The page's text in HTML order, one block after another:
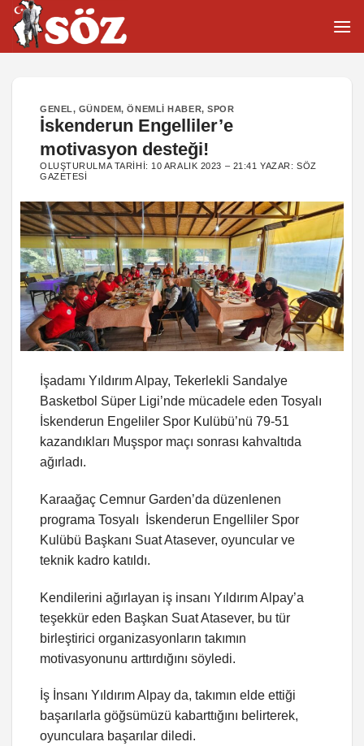
İçeriğe
atla
GENEL, GÜNDEM,ÖNEMLI HABER,SPOR
İskenderun Engelliler’e
motivasyon desteği!
OLUŞTURULMA TARIHI: 10 ARALIK 2023 – 21:41 YAZAR:SÖZ
GAZETESI
İşadamı Yıldırım Alpay, Tekerlekli Sandalye
Basketbol Süper Ligi’nde mücadele eden Tosyalı
İskenderun Engeliler Spor Kulübü’nü 79-51
kazandıkları Muşspor maçı sonrası kahvaltıda
ağırladı.
Karaağaç Cemnur Garden’da düzenlenen
programa Tosyalı İskenderun Engelliler Spor
Kulübü Başkanı Suat Atasever, oyuncular ve
teknik kadro katıldı.
Kendilerini ağırlayan iş insanı Yıldırım Alpay’a
teşekkür eden Başkan Suat Atasever, bu tür
birleştirici organizasyonların takımın
motivasyonunu arttırdığını söyledi.
İş İnsanı Yıldırım Alpay da, takımın elde ettiği
başarılarla göğsümüzü kabarttığını belirterek,
oyunculara başarılar diledi.